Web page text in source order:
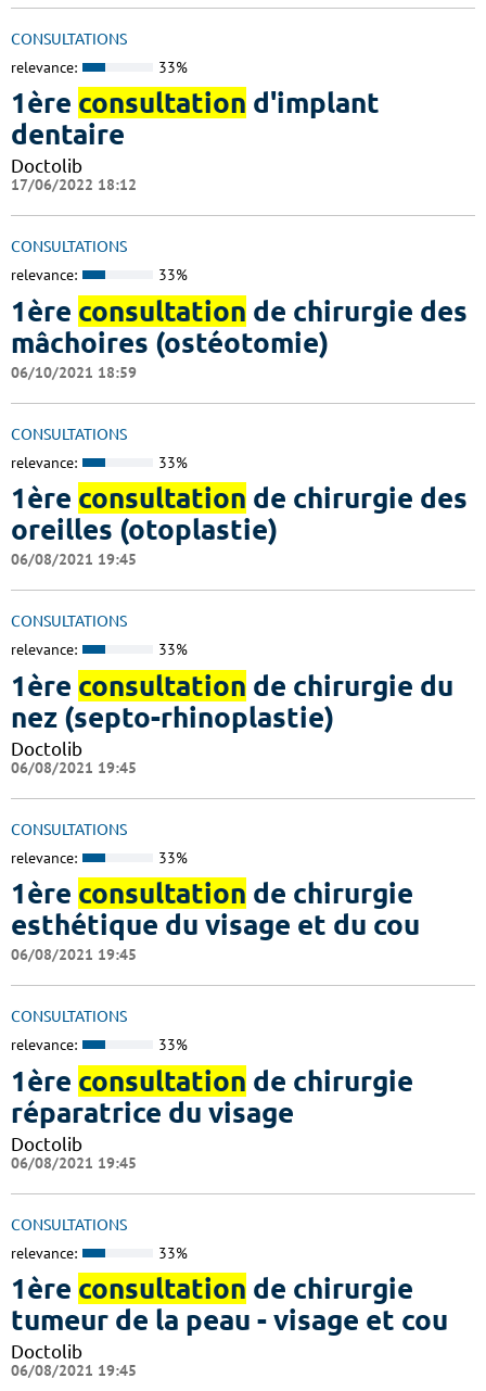
CONSULTATIONS
relevance: 33%
1ère consultation d'implant
dentaire
Doctolib
17/06/2022 18:12
CONSULTATIONS
relevance: 33%
1ère consultation de chirurgie des
mâchoires (ostéotomie)
06/10/2021 18:59
CONSULTATIONS
relevance: 33%
1ère consultation de chirurgie des
oreilles (otoplastie)
06/08/2021 19:45
CONSULTATIONS
relevance: 33%
1ère consultation de chirurgie du
nez (septo-rhinoplastie)
Doctolib
06/08/2021 19:45
CONSULTATIONS
relevance: 33%
1ère consultation de chirurgie
esthétique du visage et du cou
06/08/2021 19:45
CONSULTATIONS
relevance: 33%
1ère consultation de chirurgie
réparatrice du visage
Doctolib
06/08/2021 19:45
CONSULTATIONS
relevance: 33%
1ère consultation de chirurgie
tumeur de la peau - visage et cou
Doctolib
06/08/2021 19:45